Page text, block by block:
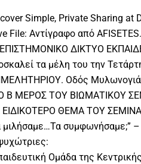
Simple, Private Sharing at
File: Αντίγραφο από
ΔΙΚΤΥΟ
τα μέλη του την
Οδός
Β ΜΕΡΟΣ ΤΟΥ ΒΙΩΜΑΤΙΚΟΥ
EIΔIKOTEΡΟ ΘΕΜΑ ΤΟΥ
μιλήσαμε…Τα
Ομάδα της